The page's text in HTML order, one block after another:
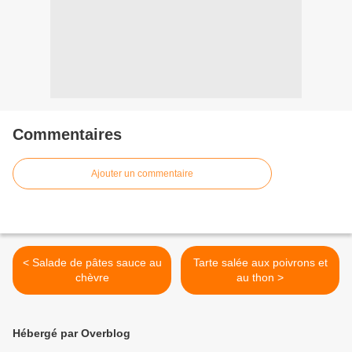
Commentaires
Ajouter un commentaire
< Salade de pâtes sauce au
chèvre
Tarte salée aux poivrons et
au thon >
Hébergé par Overblog